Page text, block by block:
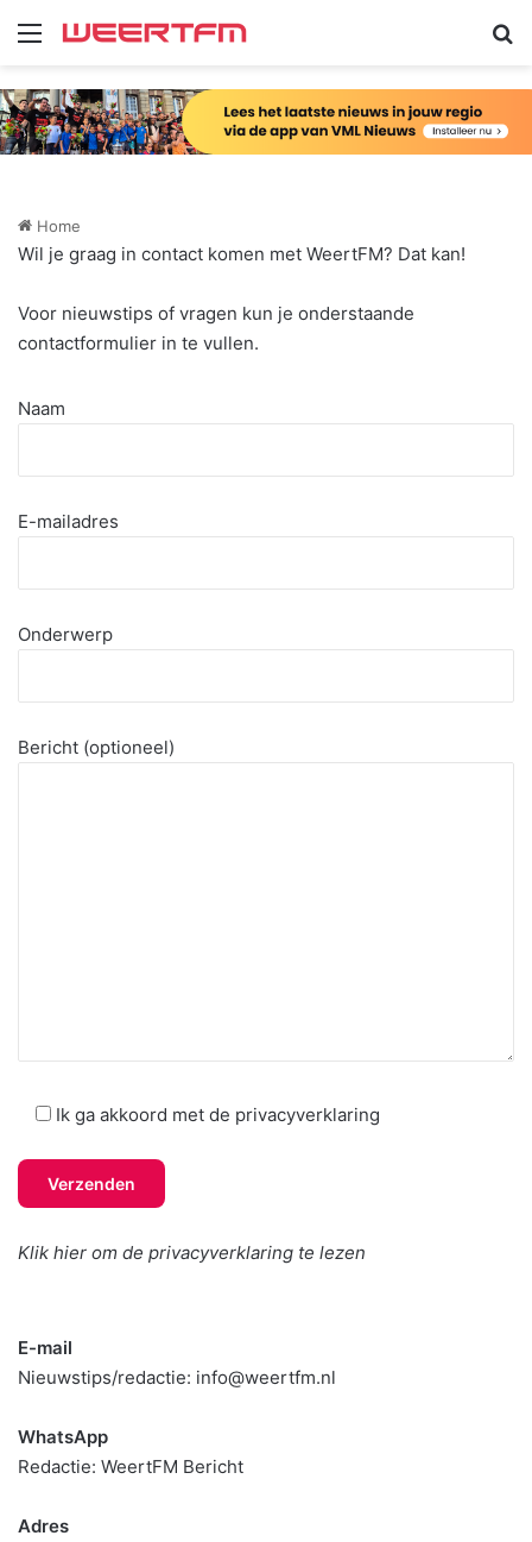
Menu
Home
Wil je graag in contact komen met WeertFM? Dat kan!
Voor nieuwstips of vragen kun je onderstaande
contactformulier in te vullen.
Naam
E-mailadres
Onderwerp
Bericht (optioneel)
Ik ga akkoord met de privacyverklaring
Klik hier om de privacyverklaring te lezen
E-mail
Nieuwstips/redactie: info@weertfm.nl
WhatsApp
Redactie: WeertFM Bericht
Adres